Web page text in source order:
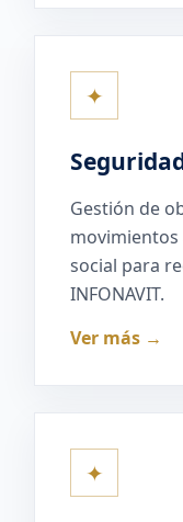
✦
Gestión de
social para
INFONAVIT.
Ver más →
✦